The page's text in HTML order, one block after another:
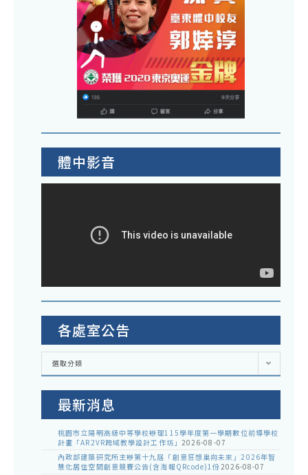
體中影音
各處室公告
各
室
選取分類
最新消息
桃園市立陽明高級中等學校辦理115學年度第一學期數位前導學校
計畫「AR2VR跨域教學設計工作坊」 2026-08-07
內政部建築研究所主辦第十九屆「創意狂想巢向未來」2026年智
慧化居住空間創意競賽公告(含海報QRcode)1份2026-08-07